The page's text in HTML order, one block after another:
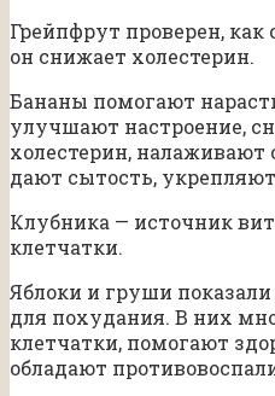
Грейпфрут проверен,
он снижает холестерин.
Бананы помогают
улучшают настроение,
холестерин, налаживают
дают сытость,
Клубника — источник
клетчатки.
Яблоки и груши
для похудания. В них
клетчатки, помогают
обладают